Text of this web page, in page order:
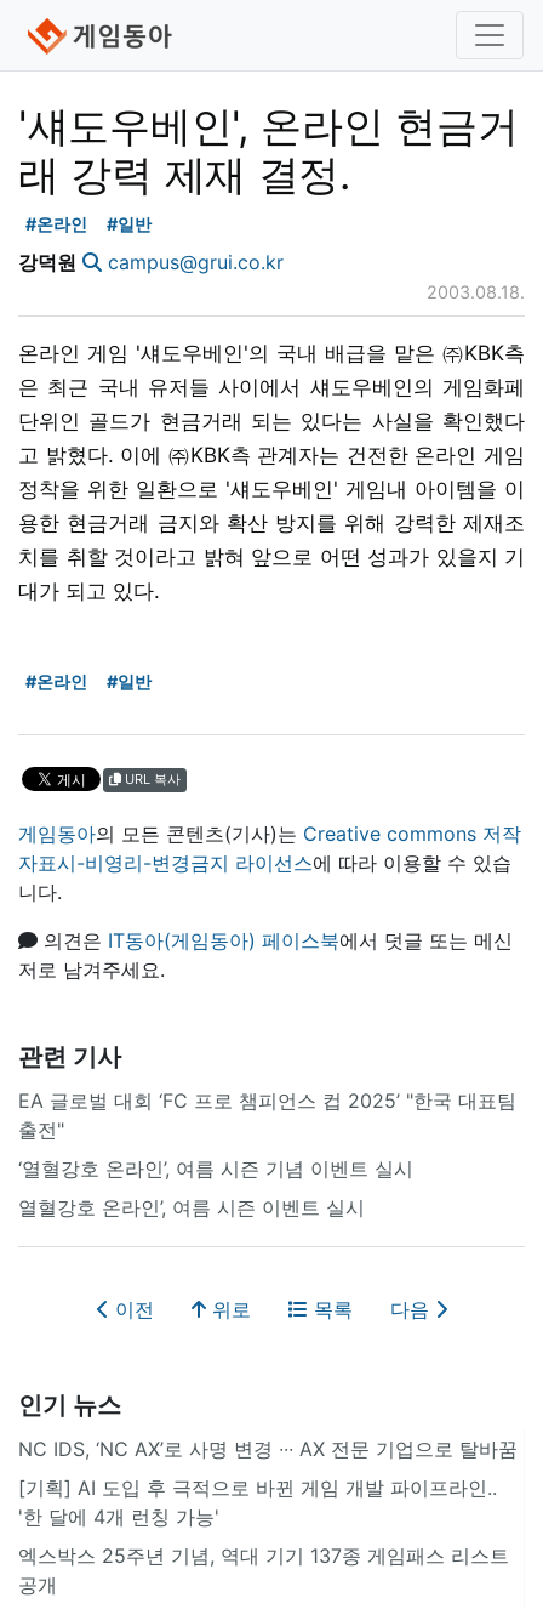
'섀도우베인', 온라인 현금거
래 강력 제재 결정.
#온라인 #일반
강덕원 campus@grui.co.kr
2003.08.18.
온라인 게임 '섀도우베인'의 국내 배급을 맡은 ㈜KBK측
은 최근 국내 유저들 사이에서 섀도우베인의 게임화페
단위인 골드가 현금거래 되는 있다는 사실을 확인했다
고 밝혔다. 이에 ㈜KBK측 관계자는 건전한 온라인 게임
정착을 위한 일환으로 '섀도우베인' 게임내 아이템을 이
용한 현금거래 금지와 확산 방지를 위해 강력한 제재조
치를 취할 것이라고 밝혀 앞으로 어떤 성과가 있을지 기
대가 되고 있다.
#온라인 #일반
URL 복사
게임동아의 모든 콘텐츠(기사)는 Creative commons 저작
자표시-비영리-변경금지 라이선스에 따라 이용할 수 있습
니다.
의견은 IT동아(게임동아) 페이스북에서 덧글 또는 메신
저로 남겨주세요.
관련 기사
EA 글로벌 대회 ‘FC 프로 챔피언스 컵 2025’ "한국 대표팀
출전"
‘열혈강호 온라인’, 여름 시즌 기념 이벤트 실시
열혈강호 온라인’, 여름 시즌 이벤트 실시
이전 위로 목록 다음
인기 뉴스
NC IDS, ‘NC AX’로 사명 변경 ∙∙∙ AX 전문 기업으로 탈바꿈
[기획] AI 도입 후 극적으로 바뀐 게임 개발 파이프라인..
'한 달에 4개 런칭 가능'
엑스박스 25주년 기념, 역대 기기 137종 게임패스 리스트
공개